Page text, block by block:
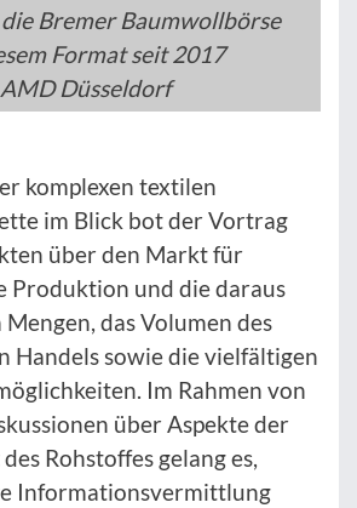
Bremer Baumwollbörse
Format seit 2017
Düsseldorf
komplexen textilen
im Blick bot der Vortrag
über den Markt für
Produktion und die daraus
das Volumen des
Handels sowie die vielfältigen
Im Rahmen von
über Aspekte der
Rohstoffes gelang es,
Informationsvermittlung